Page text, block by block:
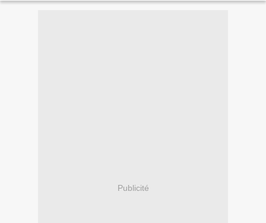
Publicité